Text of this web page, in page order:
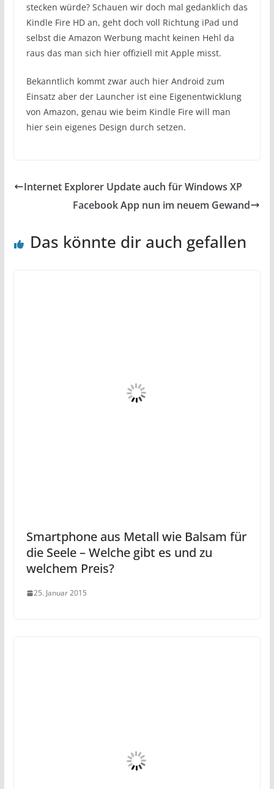
stecken würde? Schauen wir doch mal gedanklich das
Kindle Fire HD an, geht doch voll Richtung iPad und
selbst die Amazon Werbung macht keinen Hehl da
raus das man sich hier offiziell mit Apple misst.
Bekanntlich kommt zwar auch hier Android zum
Einsatz aber der Launcher ist eine Eigenentwicklung
von Amazon, genau wie beim Kindle Fire will man
hier sein eigenes Design durch setzen.
Internet Explorer Update auch für Windows XP
Facebook App nun im neuem Gewand
Das könnte dir auch gefallen
Smartphone aus Metall wie Balsam für
die Seele – Welche gibt es und zu
welchem Preis?
25. Januar 2015